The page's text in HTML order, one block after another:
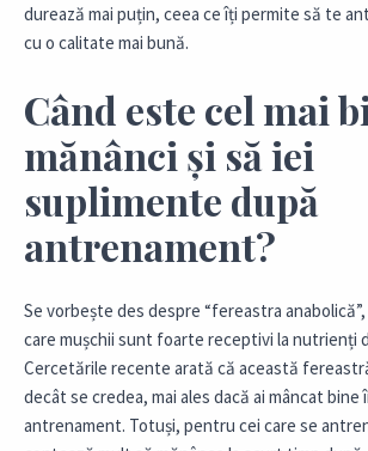
durează mai puțin, ceea ce îți permite să te
cu o calitate mai bună.
Când este cel mai
mănânci și să iei
suplimente după
antrenament?
Se vorbește des despre “fereastra
care mușchii sunt foarte receptivi la nutrienți
Cercetările recente arată că această
decât se credea, mai ales dacă ai mâncat bine
antrenament. Totuși, pentru cei care se